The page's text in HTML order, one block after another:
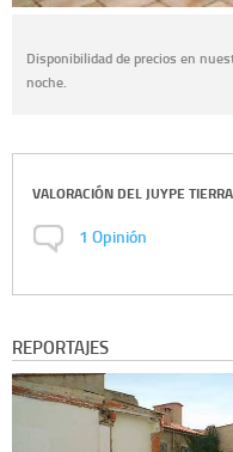
Disponibilidad de precios en
noche.
VALORACIÓN DEL JUYPE
1 Opinión
REPORTAJES